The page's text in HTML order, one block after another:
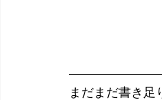
まだまだ書き足